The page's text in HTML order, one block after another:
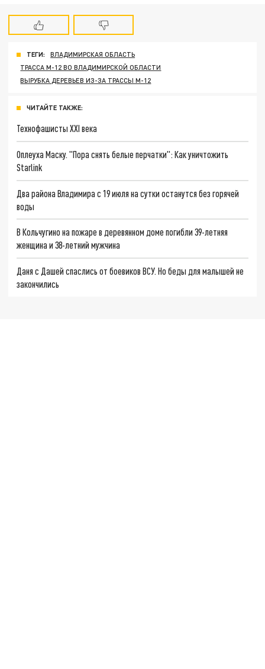
ТЕГИ:
ВЛАДИМИРСКАЯ ОБЛАСТЬ
ТРАССА М-12 ВО ВЛАДИМИРСКОЙ ОБЛАСТИ
ВЫРУБКА ДЕРЕВЬЕВ ИЗ-ЗА ТРАССЫ М-12
ЧИТАЙТЕ ТАКЖЕ:
Технофашисты XXI века
Оплеуха Маску. "Пора снять белые перчатки": Как уничтожить
Starlink
Два района Владимира с 19 июля на сутки останутся без горячей
воды
В Кольчугино на пожаре в деревянном доме погибли 39-летняя
женщина и 38-летний мужчина
Даня с Дашей спаслись от боевиков ВСУ. Но беды для малышей не
закончились